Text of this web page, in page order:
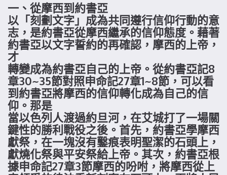
一、從摩西到約書亞
以「刻劃文字」成為共同遵行信仰行動的意
志，是約書亞從摩西繼承的信仰態度。藉著
約書亞以文字誓約的再確認，摩西的上帝，
才
轉變成為約書亞自己的上帝。從約書亞記8
章30~35節對照申命記27章1~8節，可以看
到約書亞將摩西的信仰轉化成為自己的信
仰。那是
當以色列人渡過約旦河，在艾城打了一場關
鍵性的勝利戰役之後。首先，約書亞學摩西
獻祭，在一塊沒有鑿痕表明聖潔的石頭上，
獻燒化祭與平安祭給上帝。其次，約書亞根
據申命記27章3節摩西的吩咐，將摩西從上